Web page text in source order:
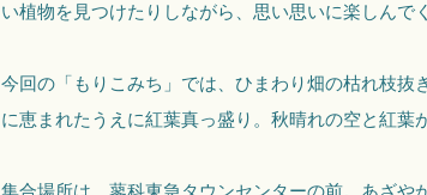
い植物を見つけたりしながら、思い思いに楽しんで
今回の「もりこみち」では、ひまわり畑の枯れ枝
に恵まれたうえに紅葉真っ盛り。秋晴れの空と紅葉